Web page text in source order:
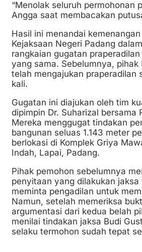
“Menolak seluruh permohonan
Angga saat membacakan
Hasil ini menandai
Kejaksaan Negeri Padang
rangkaian gugatan
yang sama. Sebelumnya, pihak
telah mengajukan praperadilan
kali.
Gugatan ini diajukan oleh tim
dipimpin Dr. Suharizal bersama
Mereka menggugat tindakan
bangunan seluas 1.143 meter
berlokasi di Komplek Griya
Indah, Lapai, Padang.
Pihak pemohon sebelumnya
penyitaan yang dilakukan jaksa
meminta pengadilan untuk
Namun, setelah memeriksa
argumentasi dari kedua belah
menilai tindakan jaksa Budi
selaku termohon sudah tepat